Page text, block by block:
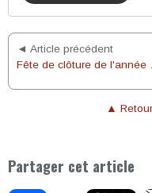
◄ Article précédent
Fête de
▲
Partager cet article